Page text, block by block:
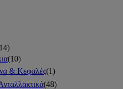
14)
(10)
& Κεφαλές(1)
(48)